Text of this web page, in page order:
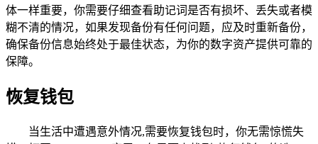
体一样重要，你需要仔细查看助记词是否有损坏、丢失或者模
糊不清的情况，如果发现备份有任何问题，应及时重新备份，
确保备份信息始终处于最佳状态，为你的数字资产提供可靠的
保障。
恢复钱包
当生活中遭遇意外情况,需要恢复钱包时，你无需惊慌失